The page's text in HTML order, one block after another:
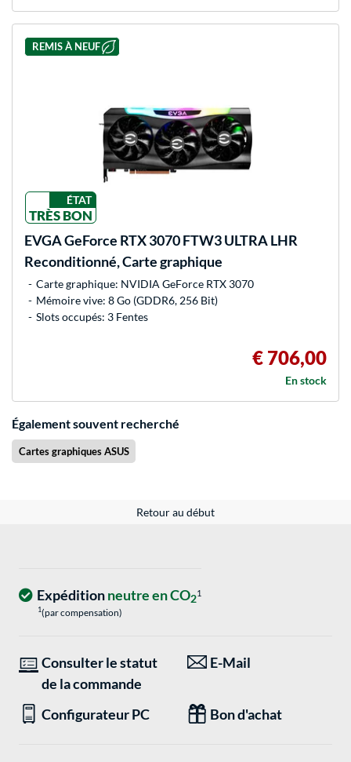
REMIS À NEUF
ÉTAT
TRÈS BON
EVGAGeForce RTX 3070 FTW3 ULTRA LHR
Reconditionné, Carte graphique
Carte graphique: NVIDIA GeForce RTX 3070
Mémoire vive: 8 Go (GDDR6, 256 Bit)
Slots occupés: 3 Fentes
€ 706,00
En stock
Également souvent recherché
Cartes graphiques ASUS
Retour au début
Expéditionneutre en CO21
1(par compensation)
Consulter le statut
de la commande
E-Mail
Configurateur PC Bon d'achat